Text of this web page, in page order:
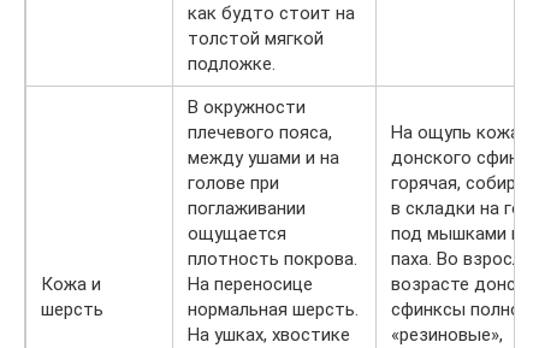
как будто стоит на
толстой мягкой
подложке.
Кожа и
шерсть
В окружности
плечевого пояса,
между ушами и на
голове при
поглаживании
ощущается
плотность покрова.
На переносице
нормальная шерсть.
На ушках, хвостике
На ощупь кожа
донского
горячая,
в складки на
под мышками и в
паха. Во
возрасте
сфинксы
«резиновые»,